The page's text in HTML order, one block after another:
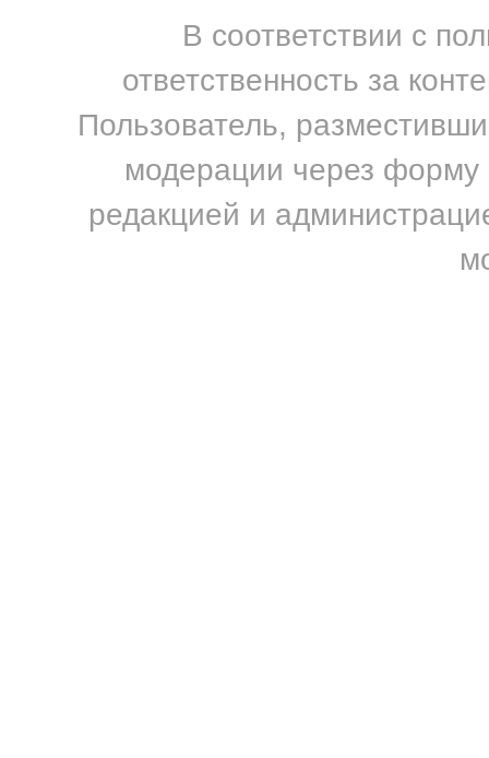
В соответствии с
ответственность за
Пользователь,
модерации через форму
редакцией и